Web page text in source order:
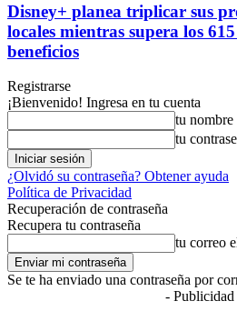
Disney+ planea triplicar sus
locales mientras supera los
beneficios
Registrarse
¡Bienvenido! Ingresa en tu cuenta
tu nombre
tu
¿Olvidó su contraseña? Obtener ayuda
Política de Privacidad
Recuperación de contraseña
Recupera tu contraseña
tu correo
Se te ha enviado una contraseña por
- Publicidad